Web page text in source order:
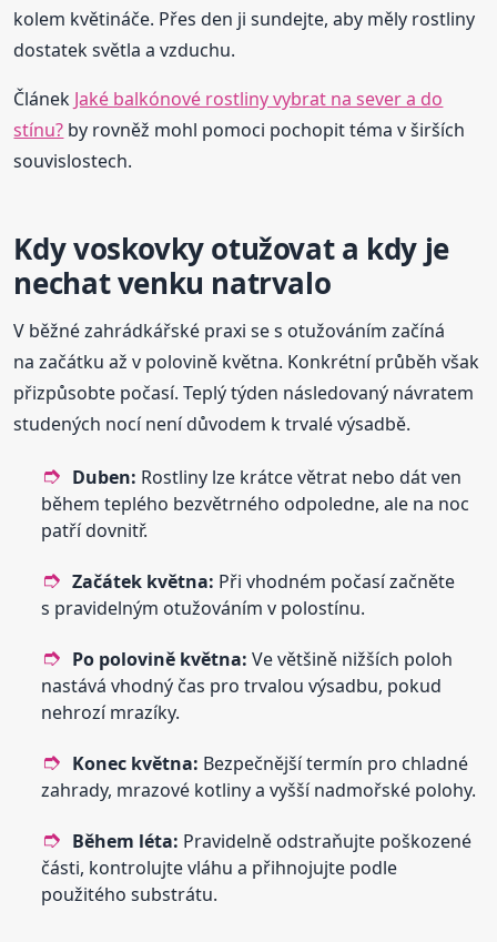
kolem květináče. Přes den ji sundejte, aby měly rostliny
dostatek světla a vzduchu.
Článek Jaké balkónové rostliny vybrat na sever a do
stínu? by rovněž mohl pomoci pochopit téma v širších
souvislostech.
Kdy voskovky otužovat a kdy je
nechat venku natrvalo
V běžné zahrádkářské praxi se s otužováním začíná
na začátku až v polovině května. Konkrétní průběh však
přizpůsobte počasí. Teplý týden následovaný návratem
studených nocí není důvodem k trvalé výsadbě.
Duben: Rostliny lze krátce větrat nebo dát ven
během teplého bezvětrného odpoledne, ale na noc
patří dovnitř.
Začátek května: Při vhodném počasí začněte
s pravidelným otužováním v polostínu.
Po polovině května: Ve většině nižších poloh
nastává vhodný čas pro trvalou výsadbu, pokud
nehrozí mrazíky.
Konec května: Bezpečnější termín pro chladné
zahrady, mrazové kotliny a vyšší nadmořské polohy.
Během léta: Pravidelně odstraňujte poškozené
části, kontrolujte vláhu a přihnojujte podle
použitého substrátu.